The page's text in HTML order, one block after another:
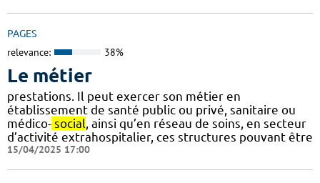
PAGES
relevance: 38%
Le métier
prestations. Il peut exercer son métier en
établissement de santé public ou privé, sanitaire ou
médico- social, ainsi qu’en réseau de soins, en secteur
d’activité extrahospitalier, ces structures pouvant être
15/04/2025 17:00